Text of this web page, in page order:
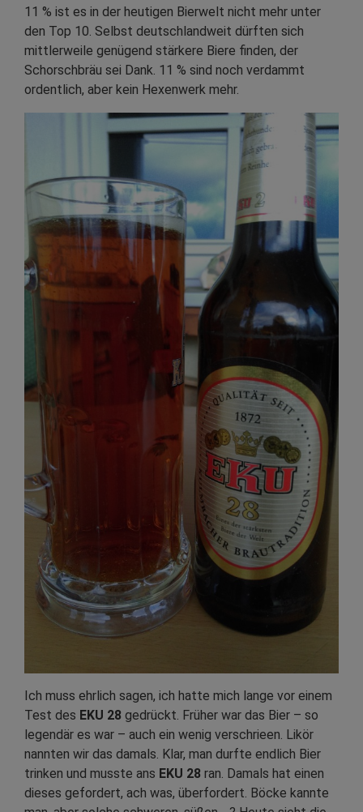
11 % ist es in der heutigen Bierwelt nicht mehr unter
den Top 10. Selbst deutschlandweit dürften sich
mittlerweile genügend stärkere Biere finden, der
Schorschbräu sei Dank. 11 % sind noch verdammt
ordentlich, aber kein Hexenwerk mehr.
Ich muss ehrlich sagen, ich hatte mich lange vor einem
Test des EKU 28 gedrückt. Früher war das Bier – so
legendär es war – auch ein wenig verschrieen. Likör
nannten wir das damals. Klar, man durfte endlich Bier
trinken und musste ans EKU 28 ran. Damals hat einen
dieses gefordert, ach was, überfordert. Böcke kannte